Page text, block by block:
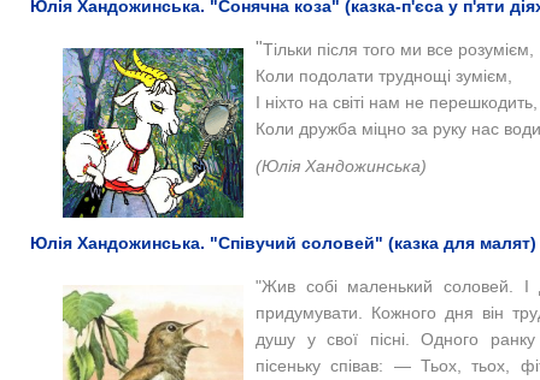
Юлія Хандожинська. "Сонячна коза" (казка-п'єса у п'яти
"Тільки після того ми все розумієм,
Коли подолати труднощі зумієм,
І ніхто на світі нам не перешкодить,
Коли дружба міцно за руку нас
(Юлія Хандожинська)
Юлія Хандожинська. "Співучий соловей" (казка для
"Жив собі маленький соловей. І
придумувати. Кожного дня він
душу у свої пісні. Одного
пісеньку співав: — Тьох, тьох,